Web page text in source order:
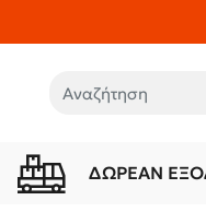
Αναζήτηση
ΔΩΡΕΆΝ